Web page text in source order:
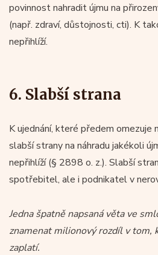
povinnost nahradit újmu na
(např. zdraví, důstojnosti, cti). K
nepřihlíží.
6. Slabší strana
K ujednání, které předem omezuje
slabší strany na náhradu jakékoli
nepřihlíží (§ 2898 o. z.). Slabší
spotřebitel, ale i podnikatel v
Jedna špatně napsaná věta ve
znamenat milionový rozdíl v tom,
zaplatí.